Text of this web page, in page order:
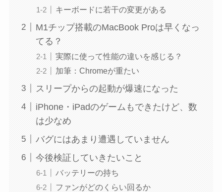
キーボードに若干の変更がある
M1チップ搭載のMacBook Proは早くなっ
てる？
実際に使って性能の違いを感じる？
加筆：Chromeが重たい
スリープからの起動が爆速になった
iPhone・iPadのゲームもできたけど、数
は少なめ
バグにはあまり遭遇していません
今後検証していきたいこと
バッテリーの持ち
ファンがどのくらい回るか